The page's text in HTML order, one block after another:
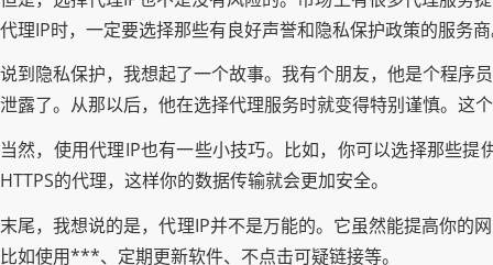
代理IP时，一定要选择那些有良好声誉和隐私保护政策的服务
说到隐私保护，我想起了一个故事。我有个朋友，他是个程序
泄露了。从那以后，他在选择代理服务时就变得特别谨慎。这
当然，使用代理IP也有一些小技巧。比如，你可以选择那些
HTTPS的代理，这样你的数据传输就会更加安全。
末尾，我想说的是，代理IP并不是万能的。它虽然能提高你的
比如使用***、定期更新软件、不点击可疑链接等。